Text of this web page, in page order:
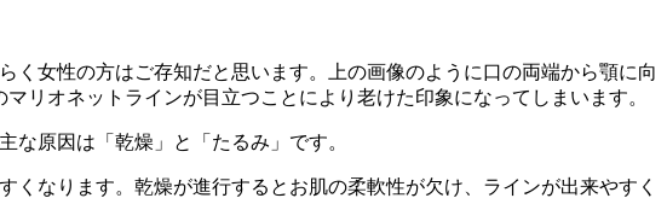
女性の方はご存知だと思います。上の画像のように口の両端から顎に向
リオネットラインが目立つことにより老けた印象になってしまいます。
原因は「乾燥」と「たるみ」です。
なります。乾燥が進行するとお肌の柔軟性が欠け、ラインが出来やすく